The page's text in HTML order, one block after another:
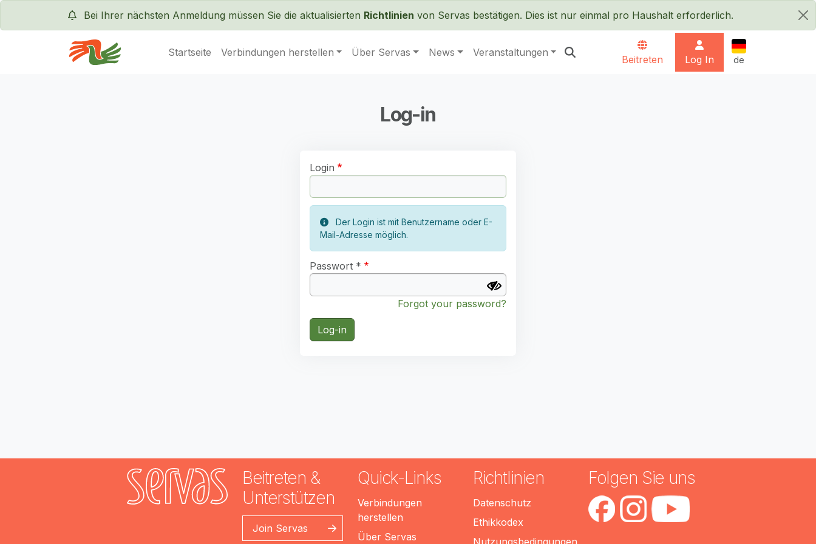
Direkt zum Inhalt
×
Bei Ihrer nächsten Anmeldung müssen Sie die aktualisierten Richtlinien von Servas bestätigen. Dies ist nur einmal pro Haushalt erforderlich.
Servas International Startseite Verbindungen herstellen Über Servas News Veranstaltungen
Beitreten Log In de
Deutsch
Log-in
Login
Der Login ist mit Benutzername oder E-
Mail-Adresse möglich.
Passwort *
Forgot your password?
Log-in
Beitreten &
Unterstützen
Join Servas
Quick-Links
Verbindungen
herstellen
Über Servas
Richtlinien
Datenschutz
Ethikkodex
Nutzungsbedingungen
Folgen Sie uns